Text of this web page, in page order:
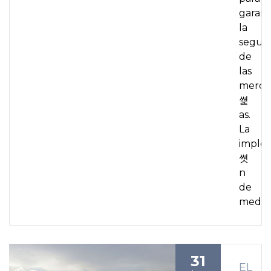
la
de
las
쎭
as.
La
쎳
n
de
31
EL